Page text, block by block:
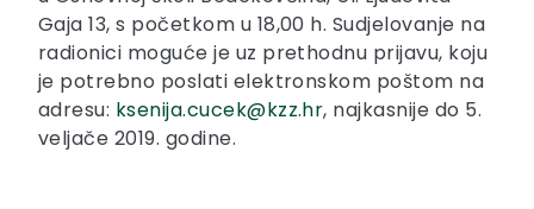
Gaja 13, s početkom u 18,00 h. Sudjelovanje na
radionici moguće je uz prethodnu prijavu, koju
je potrebno poslati elektronskom poštom na
adresu: ksenija.cucek@kzz.hr, najkasnije do 5.
veljače 2019. godine.